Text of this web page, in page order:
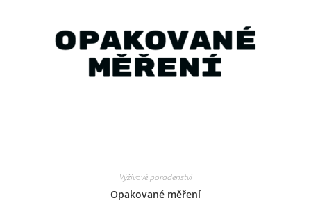
Výživové poradenství
Opakované měření